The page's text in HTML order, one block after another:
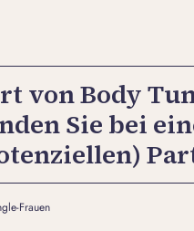
von Body
Sie bei
Frauen